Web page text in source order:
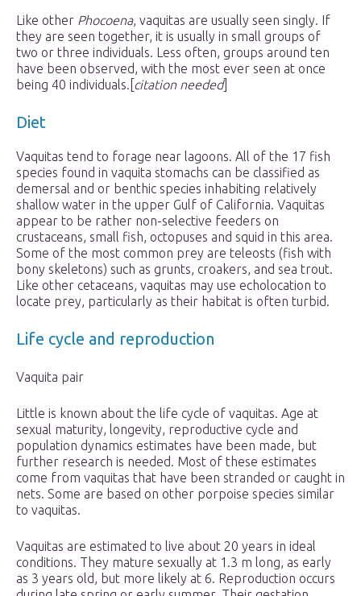
Like other Phocoena, vaquitas are usually seen singly. If
they are seen together, it is usually in small groups of
two or three individuals. Less often, groups around ten
have been observed, with the most ever seen at once
being 40 individuals.[ citation needed]
Diet
Vaquitas tend to forage near lagoons. All of the 17 fish
species found in vaquita stomachs can be classified as
demersal and or benthic species inhabiting relatively
shallow water in the upper Gulf of California. Vaquitas
appear to be rather non-selective feeders on
crustaceans, small fish, octopuses and squid in this area.
Some of the most common prey are teleosts (fish with
bony skeletons) such as grunts, croakers, and sea trout.
Like other cetaceans, vaquitas may use echolocation to
locate prey, particularly as their habitat is often turbid.
Life cycle and reproduction
Vaquita pair
Little is known about the life cycle of vaquitas. Age at
sexual maturity, longevity, reproductive cycle and
population dynamics estimates have been made, but
further research is needed. Most of these estimates
come from vaquitas that have been stranded or caught in
nets. Some are based on other porpoise species similar
to vaquitas.
Vaquitas are estimated to live about 20 years in ideal
conditions. They mature sexually at 1.3 m long, as early
as 3 years old, but more likely at 6. Reproduction occurs